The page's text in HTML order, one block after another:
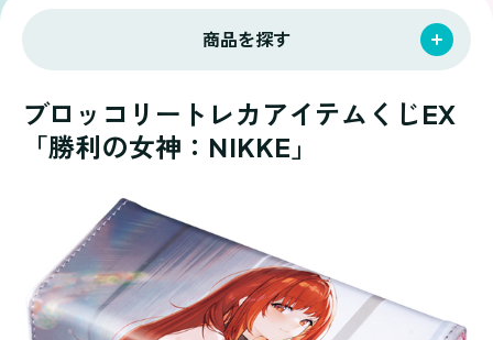
商品を探す
ブロッコリートレカアイテムくじEX
「勝利の女神：NIKKE」